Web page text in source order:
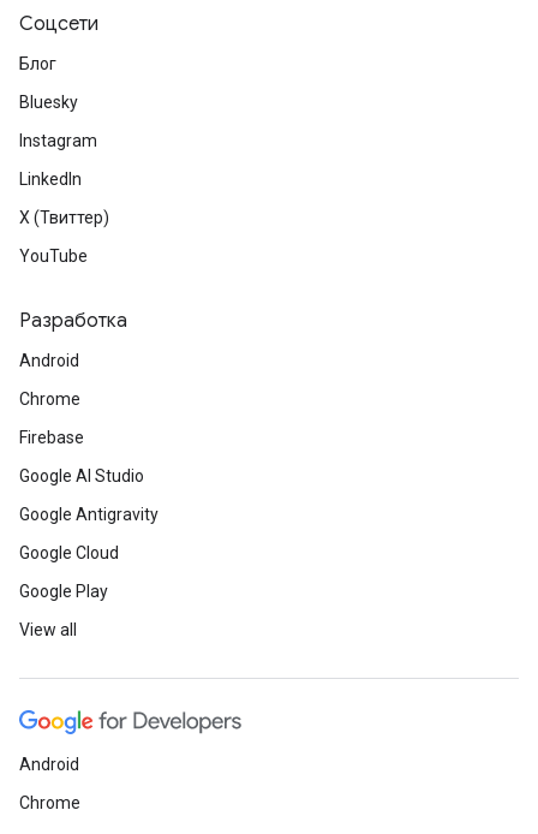
Соцсети
Блог
Bluesky
Instagram
LinkedIn
X (Твиттер)
YouTube
Разработка
Android
Chrome
Firebase
Google AI Studio
Google Antigravity
Google Cloud
Google Play
View all
Android
Chrome